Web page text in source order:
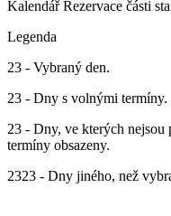
KalendářRezervace části
Legenda
23 - Vybraný den.
23 - Dny s volnými termíny.
23 - Dny, ve kterých nejsou
termíny obsazeny.
2323 - Dny jiného, než